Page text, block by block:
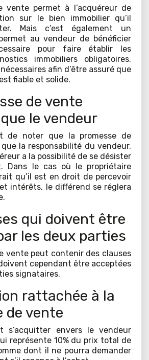
vente permet à l’acquéreur de
sur le bien immobilier qu’il
Mais c’est également un
au vendeur de bénéficier
pour faire établir les
immobiliers obligatoires.
afin d’être assuré que
fiable et solide.
de vente
que le vendeur
de noter que la promesse de
la responsabilité du vendeur.
a la possibilité de se désister
Dans le cas où le propriétaire
qu’il est en droit de percevoir
intérêts, le différend se réglera
qui doivent être
les deux parties
vente peut contenir des clauses
cependant être acceptées
signataires.
rattachée à la
de vente
s’acquitter envers le vendeur
représente 10% du prix total de
dont il ne pourra demander